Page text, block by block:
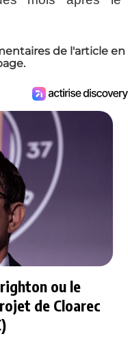
de l'article en
ou le
de Cloarec